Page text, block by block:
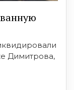
Димитрова,